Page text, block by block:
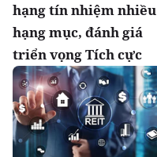
hạng tín nhiệm nhiều
hạng mục, đánh giá
triển vọng Tích cực